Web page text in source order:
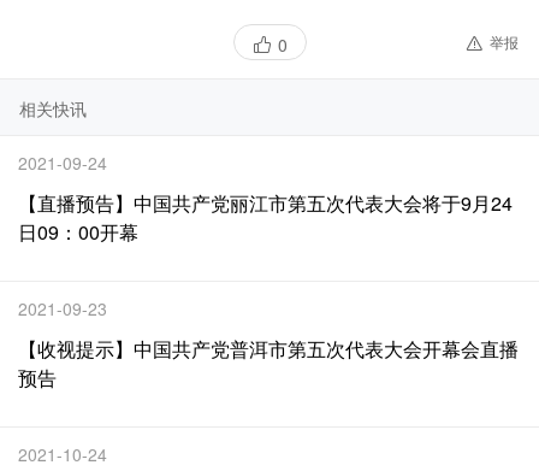
0 举报
相关快讯
2021-09-24
【直播预告】中国共产党丽江市第五次代表大会将于9月24
日09：00开幕
2021-09-23
【收视提示】中国共产党普洱市第五次代表大会开幕会直播
预告
2021-10-24